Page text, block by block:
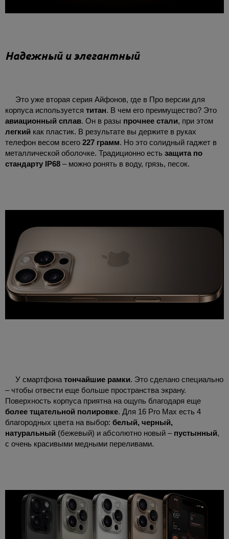
Надежный и элегантный
Это уже вторая серия Айфонов, где в Про версии для
корпуса используется титан. В чем его преимущество? Это
авиационный сплав. Он в разы прочнее стали, при этом
легкий как пластик. В результате вы держите в руках
телефон весом всего 227 грамм. Но это солидный гаджет в
металлической оболочке. Традиционно есть защита по
стандарту IP68 – можно ронять в воду, грязь, песок.
У смартфона тончайшие рамки. Это сделано специально
– чтобы отвести еще больше пространства экрану.
Поверхность корпуса приятна на ощупь благодаря еще
более тщательной полировке. Для 16 Pro Max есть 4
благородных цвета на выбор: белый, черный,
натуральный (бежевый) и абсолютно новый – пустынный,
с очень красивыми медными переливами.